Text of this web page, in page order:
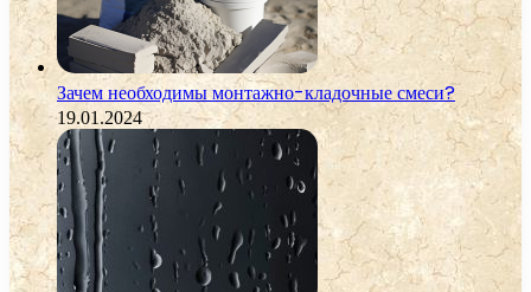
Зачем необходимы монтажно-кладочные смеси?
19.01.2024